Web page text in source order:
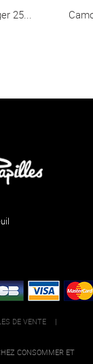
25...
DE VENTE
|
CONSOMMER ET